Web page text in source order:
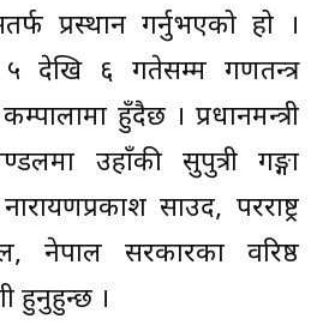
प्रस्थान गर्नुभएको हो ।
देखि ६ गतेसम्म गणतन्त्र
हुँदैछ । प्रधानमन्त्री
उहाँकी सुपुत्री गङ्गा
नारायणप्रकाश साउद, परराष्ट्र
नेपाल सरकारका वरिष्ठ
हुनुहुन्छ ।